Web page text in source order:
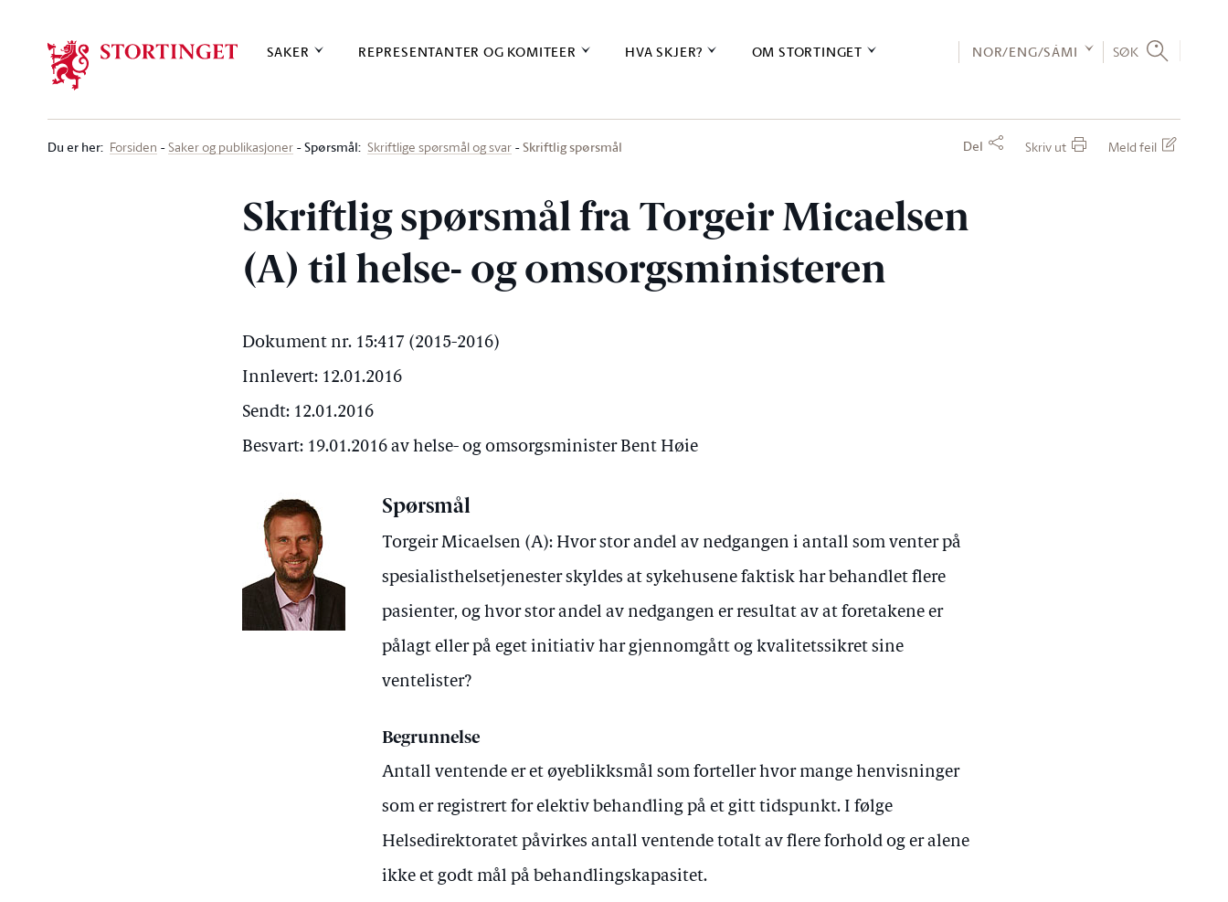
SAKER REPRESENTANTER OG KOMITEER HVA SKJER? OM STORTINGET NOR/ENG/SÁMI SØK
Du er her: Forsiden Saker og publikasjoner Spørsmål: Skriftlige spørsmål og svar Skriftlig spørsmål Del Skriv ut Meld feil
Skriftlig spørsmål fra Torgeir Micaelsen
(A) til helse- og omsorgsministeren
Dokument nr. 15:417 (2015-2016)
Innlevert: 12.01.2016
Sendt: 12.01.2016
Besvart: 19.01.2016 av helse- og omsorgsminister Bent Høie
Spørsmål
Torgeir Micaelsen (A): Hvor stor andel av nedgangen i antall som venter på
spesialisthelsetjenester skyldes at sykehusene faktisk har behandlet flere
pasienter, og hvor stor andel av nedgangen er resultat av at foretakene er
pålagt eller på eget initiativ har gjennomgått og kvalitetssikret sine
ventelister?
Begrunnelse
Antall ventende er et øyeblikksmål som forteller hvor mange henvisninger
som er registrert for elektiv behandling på et gitt tidspunkt. I følge
Helsedirektoratet påvirkes antall ventende totalt av flere forhold og er alene
ikke et godt mål på behandlingskapasitet.